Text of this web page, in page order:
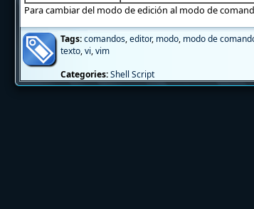
Para cambiar del modo de edición al modo de
Tags:comandos,editor, modo, modo de
texto,vi,vim
Categories: Shell Script